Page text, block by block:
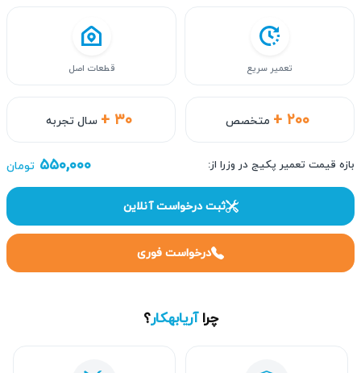
+ ۲۰۰ متخصص + ۳۰ سال تجربه
تعمیر سریع قطعات اصل
بازه قیمت تعمیر پکیج در وزرا از: ۵۵۰,۰۰۰ تومان
ثبت درخواست آنلاین
درخواست فوری
چراآریابهکار؟